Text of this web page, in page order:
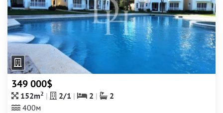
349 000$
152m2 2/1 2
2
400м